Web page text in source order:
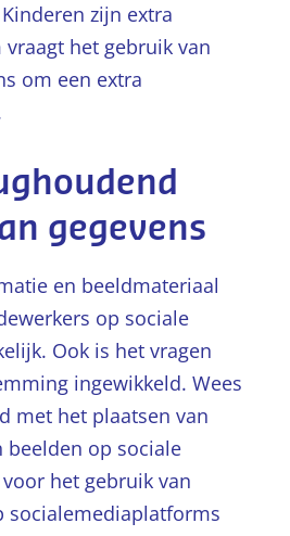
zijn extra
het gebruik van
om een extra
gegevens
en beeldmateriaal
op sociale
Ook is het vragen
ingewikkeld. Wees
met het plaatsen van
beelden op sociale
het gebruik van
socialemediaplatforms